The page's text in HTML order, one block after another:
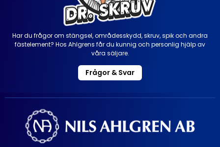
Har du frågor om stängsel, områdesskydd, skruv, spik och andra
fästelement? Hos Ahlgrens får du kunnig och personlig hjälp av
våra säljare.
Frågor & Svar